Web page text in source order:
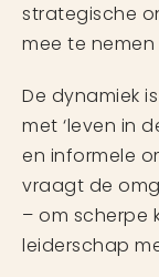
strategische
mee te nemen
De dynamiek
met ‘leven in
en informele
vraagt de
– om scherpe
leiderschap